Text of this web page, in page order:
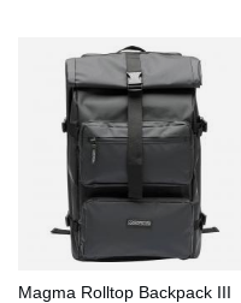
Magma Rolltop Backpack III